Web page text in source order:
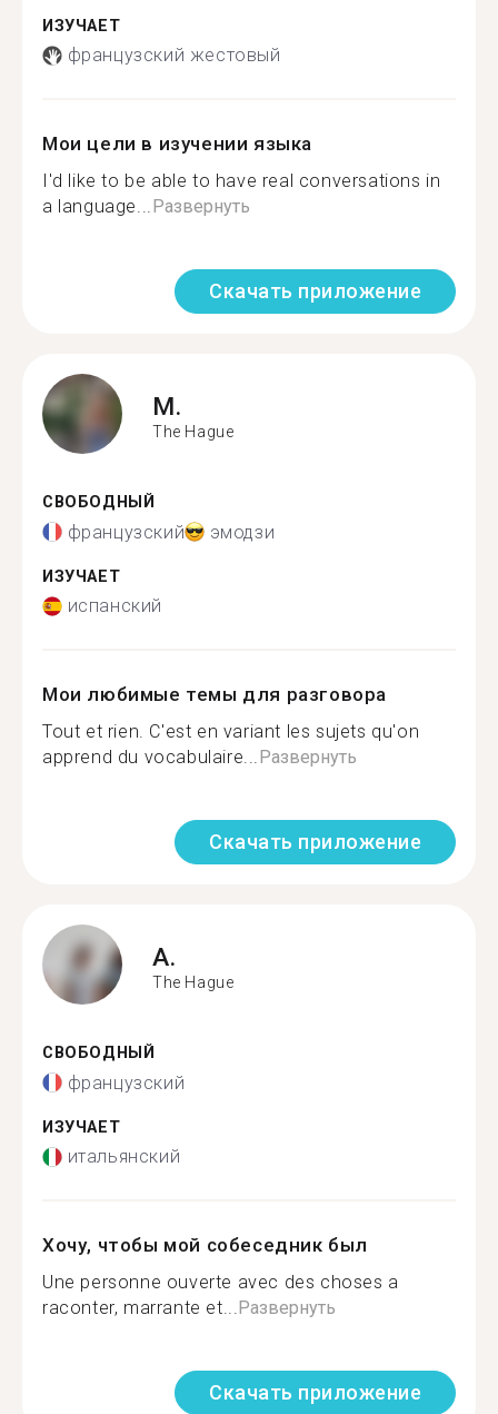
ИЗУЧАЕТ
французский жестовый
Мои цели в изучении языка
I'd like to be able to have real conversations in
a language...Развернуть
Скачать приложение
M.
The Hague
СВОБОДНЫЙ
французский эмодзи
ИЗУЧАЕТ
испанский
Мои любимые темы для разговора
Tout et rien. C'est en variant les sujets qu'on
apprend du vocabulaire...Развернуть
Скачать приложение
A.
The Hague
СВОБОДНЫЙ
французский
ИЗУЧАЕТ
итальянский
Хочу, чтобы мой собеседник был
Une personne ouverte avec des choses a
raconter, marrante et...Развернуть
Скачать приложение